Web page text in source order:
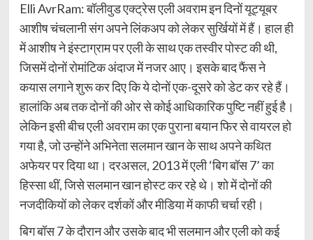
Elli AvrRam: बॉलीवुड एक्ट्रेस एली अवराम इन दिनों यूट्यूबर
आशीष चंचलानी संग अपने लिंकअप को लेकर सुर्खियों में हैं। हाल ही
में आशीष ने इंस्टाग्राम पर एली के साथ एक तस्वीर पोस्ट की थी,
जिसमें दोनों रोमांटिक अंदाज में नजर आए। इसके बाद फैंस ने
कयास लगाने शुरू कर दिए कि ये दोनों एक-दूसरे को डेट कर रहे हैं।
हालांकि अब तक दोनों की ओर से कोई आधिकारिक पुष्टि नहीं हुई है।
लेकिन इसी बीच एली अवराम का एक पुराना बयान फिर से वायरल हो
गया है, जो उन्होंने अभिनेता सलमान खान के साथ अपने कथित
अफेयर पर दिया था। दरअसल, 2013 में एली ‘बिग बॉस 7’ का
हिस्सा थीं, जिसे सलमान खान होस्ट कर रहे थे। शो में दोनों की
नजदीकियों को लेकर दर्शकों और मीडिया में काफी चर्चा रही।
बिग बॉस 7 के दौरान और उसके बाद भी सलमान और एली को कई